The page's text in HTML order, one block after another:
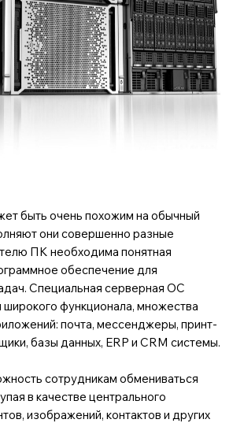
быть очень похожим на обычный
они совершенно разные
ПК необходима понятная
обеспечение для
Специальная серверная ОС
функционала, множества
почта, мессенджеры, принт-
базы данных, ERP и CRM системы.
сотрудникам обмениваться
в качестве центрального
изображений, контактов и других